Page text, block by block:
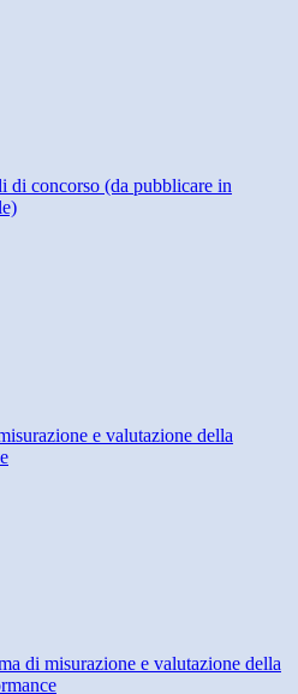
di concorso (da pubblicare in
e valutazione della
di misurazione e valutazione della